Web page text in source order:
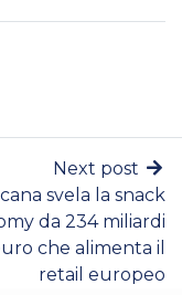
Next post
svela la snack
da 234 miliardi
che alimenta il
retail europeo